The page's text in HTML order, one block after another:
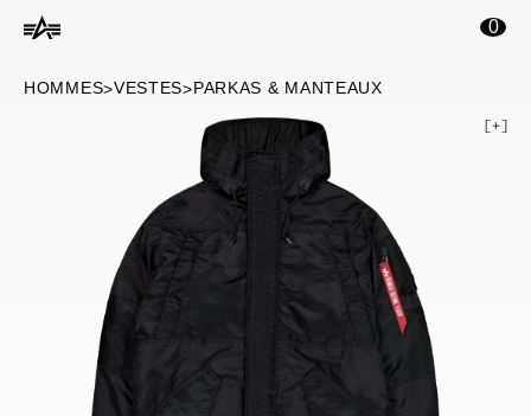
principal 0
HOMMES>VESTES>PARKAS & MANTEAUX